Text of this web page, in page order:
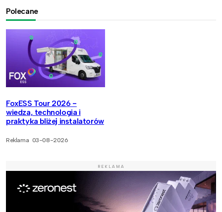
Polecane
FoxESS Tour 2026 -
wiedza, technologia i
praktyka bliżej instalatorów
Reklama 03-08-2026
REKLAMA